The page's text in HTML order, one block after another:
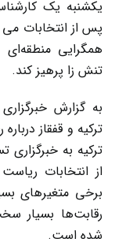
یکشنبه یک
پس از انتخابات
همگرایی
تنش زا پرهیز کند.
به گزارش
ترکیه و قفقاز
ترکیه به
از انتخابات
برخی متغیرهای
رقابت‌ها بسیار
شده است.